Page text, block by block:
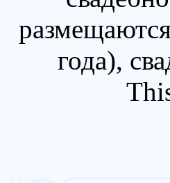
года),